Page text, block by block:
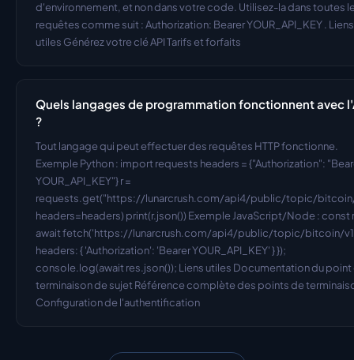
d'environnement, et non dans votre code. Utilisez-la dans toutes
requêtes comme suit : Authorization: Bearer YOUR_API_KEY . Liens
utiles Générez votre clé API Tarifs et forfaits
Quels langages de programmation fonctionnent avec
?
Tout langage qui peut effectuer des requêtes HTTP fonctionne.
Exemple Python : import requests headers = {"Authorization":
YOUR_API_KEY"} r =
requests.get("https://lunarcrush.com/api4/public/topic/
headers=headers) print(r.json()) Exemple JavaScript/Node : const
await fetch('https://lunarcrush.com/api4/public/topic/bitcoin/
headers: { 'Authorization': 'Bearer YOUR_API_KEY' } });
console.log(await res.json()); Liens utiles Documentation du point
terminaison de sujet Référence complète des points de
Configuration de l'authentification